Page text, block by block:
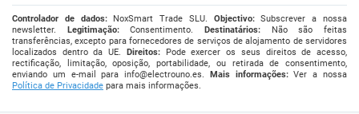
Controlador de dados:NoxSmart Trade SLU. Objectivo:Subscrever a nossa
newsletter. Legitimação:Consentimento.Destinatários: Não são feitas
transferências, excepto para fornecedores de serviços de alojamento de servidores
localizados dentro da UE. Direitos:Pode exercer os seus direitos de acesso,
rectificação, limitação, oposição, portabilidade, ou retirada de consentimento,
enviando um e-mail parainfo@electrouno.es. Mais informações:Ver a nossa
Política de Privacidade para mais informações.